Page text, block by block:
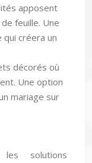
apposent
feuille. Une
créera un
décorés où
Une option
mariage sur
solutions